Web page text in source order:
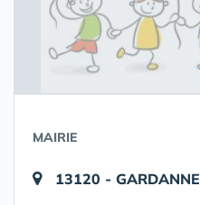
MAIRIE
13120 - GARDANNE